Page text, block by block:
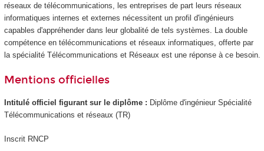
réseaux de télécommunications, les entreprises de part leurs réseaux
informatiques internes et externes nécessitent un profil d'ingénieurs
capables d'appréhender dans leur globalité de tels systèmes. La double
compétence en télécommunications et réseaux informatiques, offerte par
la spécialité Télécommunications et Réseaux est une réponse à ce besoin.
Mentions officielles
Intitulé officiel figurant sur le diplôme : Diplôme d'ingénieur Spécialité
Télécommunications et réseaux (TR)
Inscrit RNCP